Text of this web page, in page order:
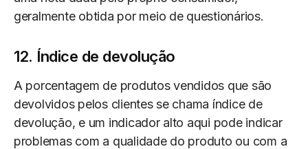
geralmente obtida por meio de questionários.
12. Índice de devolução
A porcentagem de produtos vendidos que são
devolvidos pelos clientes se chama índice de
devolução, e um indicador alto aqui pode indicar
problemas com a qualidade do produto ou com a